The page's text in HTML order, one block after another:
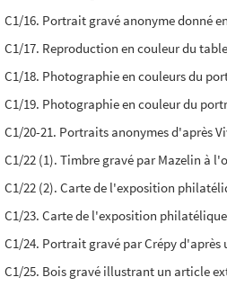
C1/16. Portrait gravé anonyme donné
C1/17. Reproduction en couleur du
C1/18. Photographie en couleurs du
C1/19. Photographie en couleur du
C1/20-21. Portraits anonymes d'après
C1/22 (1). Timbre gravé par Mazelin à
C1/22 (2). Carte de l'exposition
C1/23. Carte de l'exposition
C1/24. Portrait gravé par Crépy
C1/25. Bois gravé illustrant un article